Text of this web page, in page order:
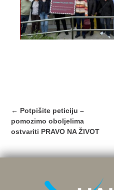
Post
navigation
← Potpišite peticiju –
pomozimo oboljelima
ostvariti PRAVO NA ŽIVOT